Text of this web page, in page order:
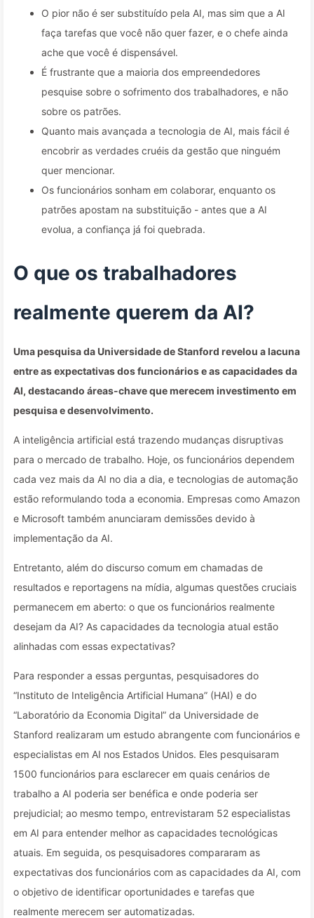
O pior não é ser substituído pela AI, mas sim que a AI
faça tarefas que você não quer fazer, e o chefe ainda
ache que você é dispensável.
É frustrante que a maioria dos empreendedores
pesquise sobre o sofrimento dos trabalhadores, e não
sobre os patrões.
Quanto mais avançada a tecnologia de AI, mais fácil é
encobrir as verdades cruéis da gestão que ninguém
quer mencionar.
Os funcionários sonham em colaborar, enquanto os
patrões apostam na substituição - antes que a AI
evolua, a confiança já foi quebrada.
O que os trabalhadores
realmente querem da AI?
Uma pesquisa da Universidade de Stanford revelou a lacuna
entre as expectativas dos funcionários e as capacidades da
AI, destacando áreas-chave que merecem investimento em
pesquisa e desenvolvimento.
A inteligência artificial está trazendo mudanças disruptivas
para o mercado de trabalho. Hoje, os funcionários dependem
cada vez mais da AI no dia a dia, e tecnologias de automação
estão reformulando toda a economia. Empresas como Amazon
e Microsoft também anunciaram demissões devido à
implementação da AI.
Entretanto, além do discurso comum em chamadas de
resultados e reportagens na mídia, algumas questões cruciais
permanecem em aberto: o que os funcionários realmente
desejam da AI? As capacidades da tecnologia atual estão
alinhadas com essas expectativas?
Para responder a essas perguntas, pesquisadores do
“Instituto de Inteligência Artificial Humana” (HAI) e do
“Laboratório da Economia Digital” da Universidade de
Stanford realizaram um estudo abrangente com funcionários e
especialistas em AI nos Estados Unidos. Eles pesquisaram
1500 funcionários para esclarecer em quais cenários de
trabalho a AI poderia ser benéfica e onde poderia ser
prejudicial; ao mesmo tempo, entrevistaram 52 especialistas
em AI para entender melhor as capacidades tecnológicas
atuais. Em seguida, os pesquisadores compararam as
expectativas dos funcionários com as capacidades da AI, com
o objetivo de identificar oportunidades e tarefas que
realmente merecem ser automatizadas.